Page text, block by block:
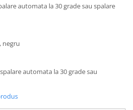
automata la 30 grade sau spalare
negru
spalare automata la 30 grade sau